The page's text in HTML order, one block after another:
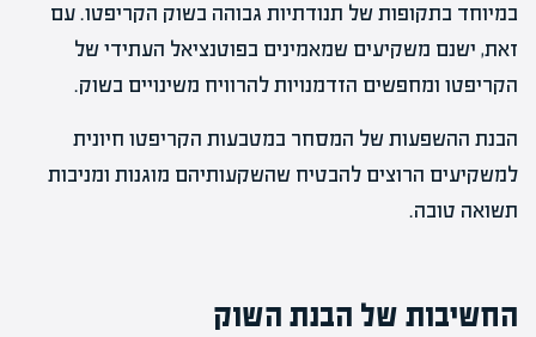
במיוחד בתקופות של תנודתיות גבוהה בשוק הקריפטו. עם
זאת, ישנם משקיעים שמאמינים בפוטנציאל העתידי של
הקריפטו ומחפשים הזדמנויות להרוויח משינויים בשוק.
הבנת ההשפעות של המסחר במטבעות הקריפטו חיונית
למשקיעים הרוצים להבטיח שהשקעותיהם מוגנות ומניבות
תשואה טובה.
החשיבות של הבנת השוק